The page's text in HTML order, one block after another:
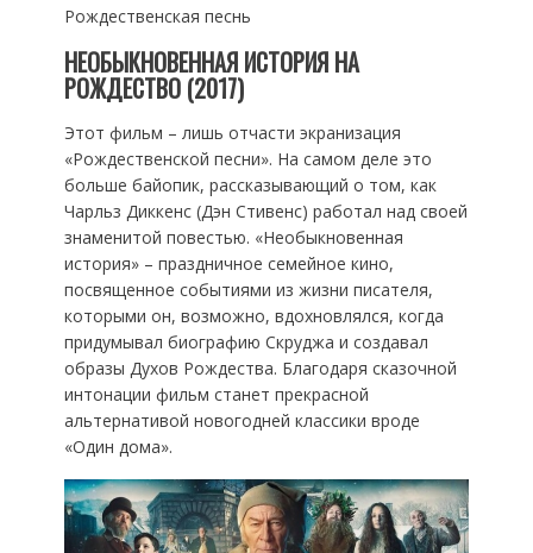
Рождественская песнь
НЕОБЫКНОВЕННАЯ ИСТОРИЯ НА
РОЖДЕСТВО (2017)
Этот фильм – лишь отчасти экранизация
«Рождественской песни». На самом деле это
больше байопик, рассказывающий о том, как
Чарльз Диккенс (Дэн Стивенс) работал над своей
знаменитой повестью. «Необыкновенная
история» – праздничное семейное кино,
посвященное событиями из жизни писателя,
которыми он, возможно, вдохновлялся, когда
придумывал биографию Скруджа и создавал
образы Духов Рождества. Благодаря сказочной
интонации фильм станет прекрасной
альтернативой новогодней классики вроде
«Один дома».